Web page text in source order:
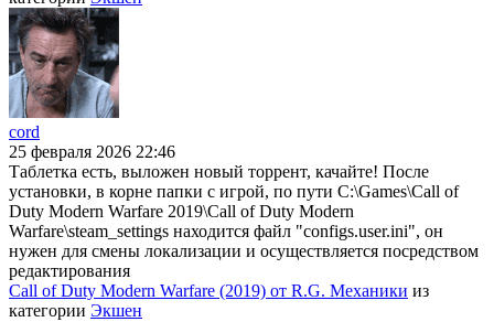
cord
25 февраля 2026 22:46
Таблетка есть, выложен новый торрент, качайте! После
установки, в корне папки с игрой, по пути C:\Games\Call of
Duty Modern Warfare 2019\Call of Duty Modern
Warfare\steam_settings находится файл "configs.user.ini", он
нужен для смены локализации и осуществляется посредством
редактирования
Call of Duty Modern Warfare (2019) от R.G. Механики из
категории Экшен